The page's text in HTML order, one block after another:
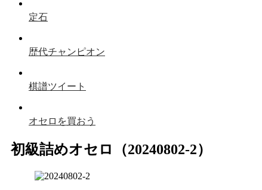
定石
歴代チャンピオン
棋譜ツイート
オセロを買おう
初級詰めオセロ（20240802-2）